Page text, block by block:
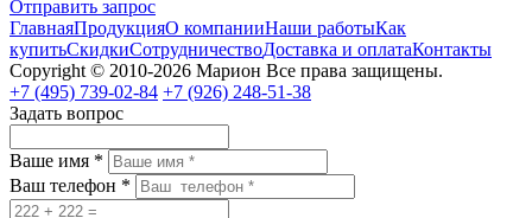
Отправить запрос
ГлавнаяПродукцияО компанииНаши работыКак
купитьСкидкиСотрудничествоДоставка и оплатаКонтакты
Copyright © 2010-2026 Марион Все права защищены.
+7 (495) 739-02-84 +7 (926) 248-51-38
Задать вопрос
Ваше имя *
Ваш телефон *